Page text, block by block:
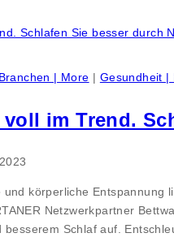
| More | Gesundheit |
voll im Trend.
körperliche Entspannung
Netzwerkpartner
besserem Schlaf auf.